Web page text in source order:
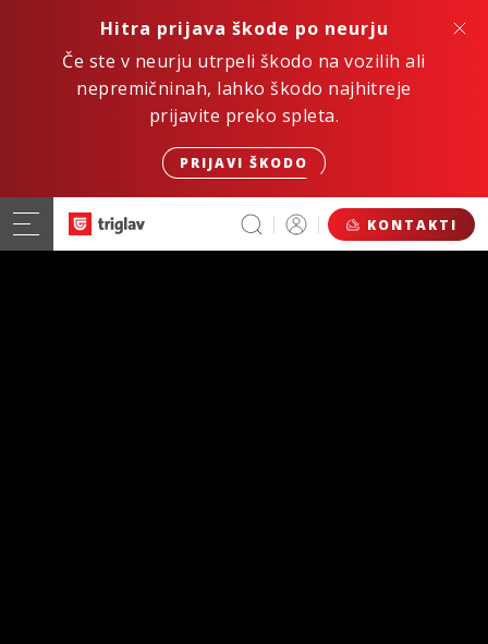
Hitra prijava škode po neurju
Če ste v neurju utrpeli škodo na vozilih ali
nepremičninah, lahko škodo najhitreje
prijavite preko spleta.
PRIJAVI ŠKODO
KONTAKTI